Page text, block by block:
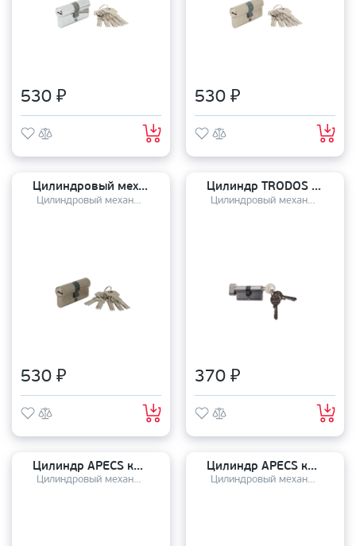
530 ₽ 530 ₽
Цилиндровый механизм TANDOOR TDZM-60-P (30*30) AB
Цилиндровый механизм
530 ₽
Цилиндр TRODOS ключ-завертка ЦМВ 60 (25*10*25)-ЗК CP
Цилиндровый механизм
370 ₽
Цилиндр APECS ключ-ключ SC- 60 (25*10*25) NI
Цилиндровый механизм
Цилиндр APECS ключ-завертка SC- 60-Z-С (25*10*25) G
Цилиндровый механизм